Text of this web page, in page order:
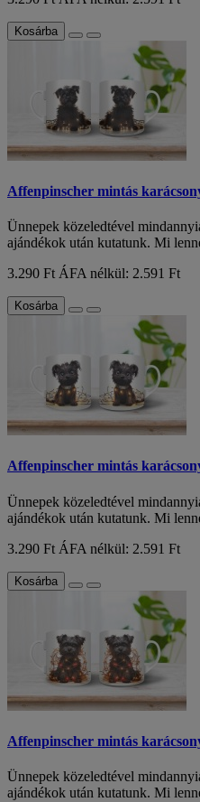
Kosárba
Affenpinscher mintás
Ünnepek közeledtével
ajándékok után kutatunk. Mi
3.290 Ft ÁFA nélkül: 2.591 Ft
Kosárba
Affenpinscher mintás
Ünnepek közeledtével
ajándékok után kutatunk. Mi
3.290 Ft ÁFA nélkül: 2.591 Ft
Kosárba
Affenpinscher mintás
Ünnepek közeledtével
ajándékok után kutatunk. Mi